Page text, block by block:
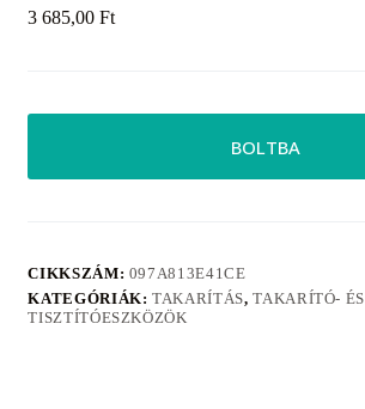
3 685,00Ft
BOLTBA
CIKKSZÁM: 097A813E41CE
KATEGÓRIÁK:TAKARÍTÁS,TAKARÍTÓ- ÉS
TISZTÍTÓESZKÖZÖK